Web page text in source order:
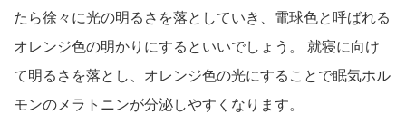
たら徐々に光の明るさを落としていき、電球色と呼ばれる
オレンジ色の明かりにするといいでしょう。 就寝に向け
て明るさを落とし、オレンジ色の光にすることで眠気ホル
モンのメラトニンが分泌しやすくなります。